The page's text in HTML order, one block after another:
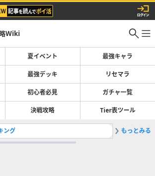
Wiki
夏イベント 最強キャラ
最強デッキ リセマラ
初心者必見 ガチャ一覧
決戦攻略 Tier表ツール
ング 2白の塔
もっとみる